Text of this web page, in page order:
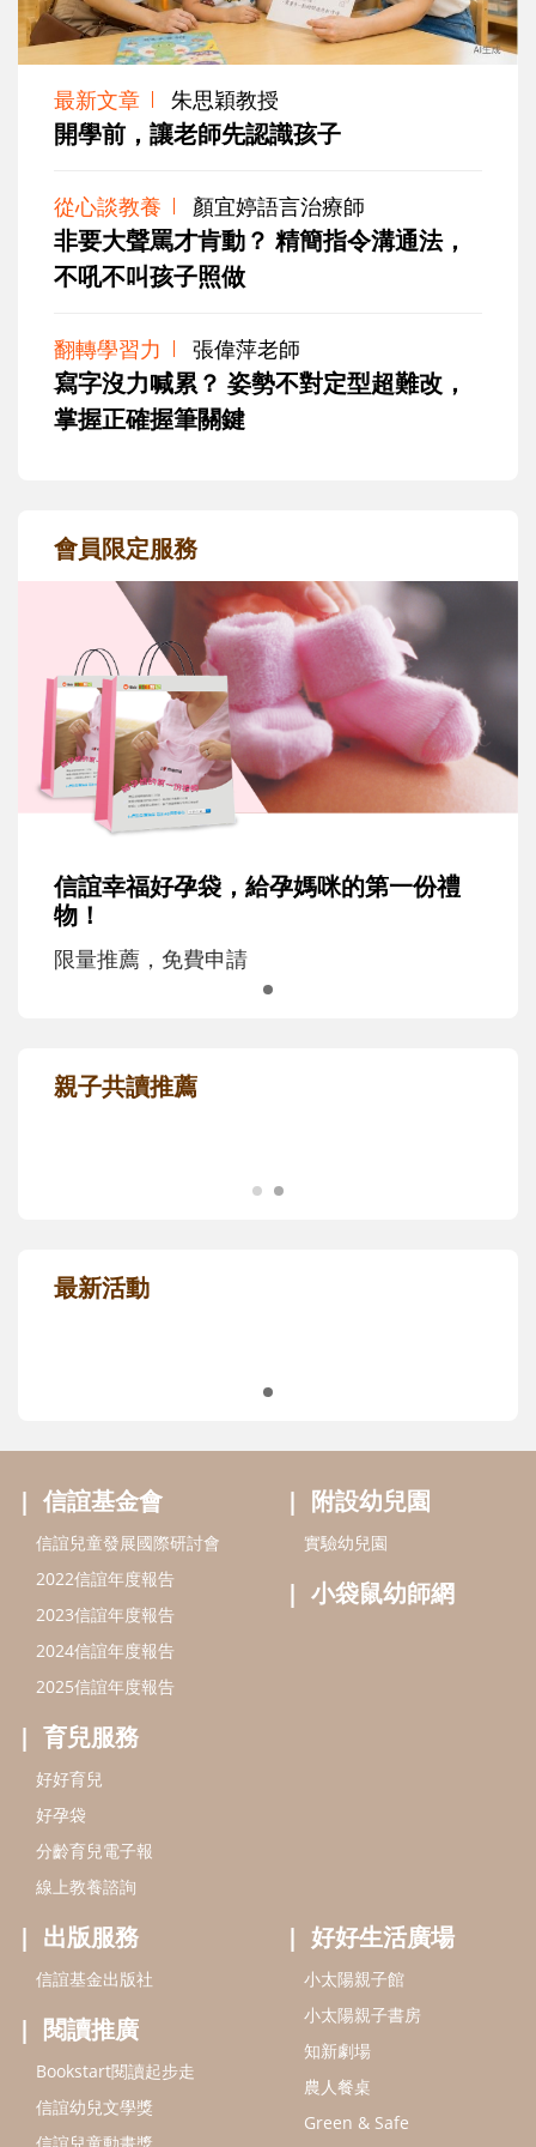
最新文章 朱思穎教授
開學前，讓老師先認識孩子
從心談教養 顏宜婷語言治療師
非要大聲罵才肯動？ 精簡指令溝通法，
不吼不叫孩子照做
翻轉學習力 張偉萍老師
寫字沒力喊累？ 姿勢不對定型超難改，
掌握正確握筆關鍵
會員限定服務
信誼幸福好孕袋，給孕媽咪的第一份禮
物！
限量推薦，免費申請
親子共讀推薦
最新活動
信誼基金會
信誼兒童發展國際研討會
2022信誼年度報告
2023信誼年度報告
2024信誼年度報告
2025信誼年度報告
育兒服務
好好育兒
好孕袋
分齡育兒電子報
線上教養諮詢
附設幼兒園
實驗幼兒園
小袋鼠幼師網
出版服務
信誼基金出版社
閱讀推廣
Bookstart閱讀起步走
信誼幼兒文學獎
好好生活廣場
小太陽親子館
小太陽親子書房
知新劇場
農人餐桌
Green & Safe